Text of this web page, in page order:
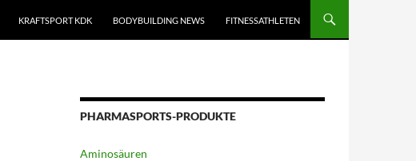
KRAFTSPORT KDK BODYBUILDING NEWS FITNESSATHLETEN
PHARMASPORTS-PRODUKTE
Aminosäuren